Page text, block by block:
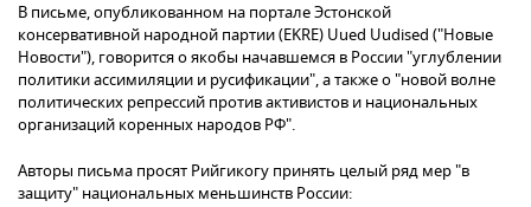
В письме, опубликованном на портале Эстонской
консервативной народной партии (EKRE) Uued Uudised ("Новые
Новости"), говорится о якобы начавшемся в России "углублении
политики ассимиляции и русификации", а также о "новой волне
политических репрессий против активистов и национальных
организаций коренных народов РФ".
Авторы письма просят Рийгикогу принять целый ряд мер "в
защиту" национальных меньшинств России: